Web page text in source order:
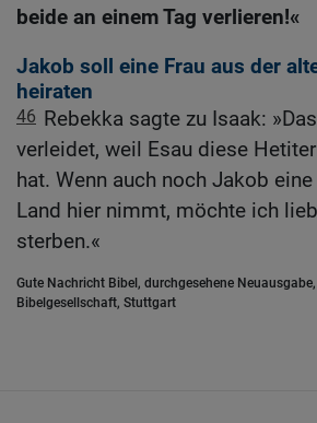
beide an einem Tag verlieren!«
Jakob soll eine Frau aus der
heiraten
46 Rebekka sagte zu Isaak:
verleidet, weil Esau diese
hat. Wenn auch noch Jakob
Land hier nimmt, möchte ich
sterben.«
Gute Nachricht Bibel, durchgesehene
Bibelgesellschaft, Stuttgart